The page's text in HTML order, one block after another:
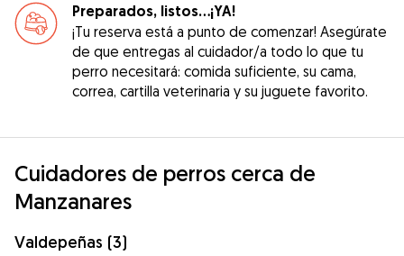
Preparados, listos...¡YA!
¡Tu reserva está a punto de comenzar! Asegúrate
de que entregas al cuidador/a todo lo que tu
perro necesitará: comida suficiente, su cama,
correa, cartilla veterinaria y su juguete favorito.
Cuidadores de perros cerca de
Manzanares
Valdepeñas (3)